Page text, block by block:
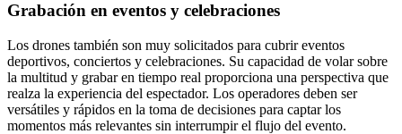
Grabación en eventos y celebraciones
Los drones también son muy solicitados para cubrir eventos
deportivos, conciertos y celebraciones. Su capacidad de volar sobre
la multitud y grabar en tiempo real proporciona una perspectiva que
realza la experiencia del espectador. Los operadores deben ser
versátiles y rápidos en la toma de decisiones para captar los
momentos más relevantes sin interrumpir el flujo del evento.